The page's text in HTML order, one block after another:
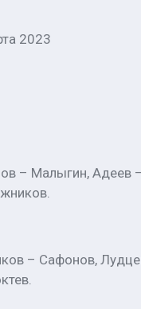
2023
– Малыгин, Адеев
– Сафонов,